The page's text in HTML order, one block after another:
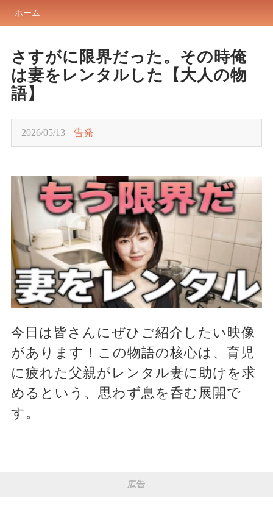
ホーム
さすがに限界だった。その時俺
は妻をレンタルした【大人の物
語】
2026/05/13 告発
今日は皆さんにぜひご紹介したい映像
があります！この物語の核心は、育児
に疲れた父親がレンタル妻に助けを求
めるという、思わず息を呑む展開で
す。
広告